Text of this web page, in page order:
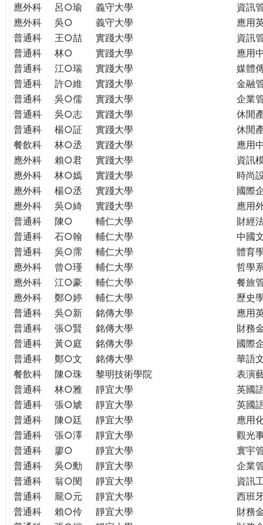
應外科
呂○瑜 義守大學
資訊
應外科
吳○ 義守大學
應用
普通科
王○喆 實踐大學
資訊
普通科
林○ 實踐大學
應用
普通科
江○瑞 實踐大學
媒體
普通科
許○維 實踐大學
金融
普通科
吳○儒 實踐大學
企業
普通科
吳○志 實踐大學
休閒
普通科
楊○証 實踐大學
休閒
餐飲科
林○丞 實踐大學
應用
應外科
賴○君 實踐大學
資訊
應外科
林○嫣 實踐大學
時尚
應外科
楊○丞 實踐大學
國際
應外科
吳○綺 實踐大學
應用
普通科
陳○ 輔仁大學
財經
普通科
石○翰 輔仁大學
中國
普通科
吳○霈 輔仁大學
體育
應外科
曾○瑾 輔仁大學
哲學
應外科
江○豪 輔仁大學
餐旅
應外科
鄭○婷 輔仁大學
歷史
普通科
吳○新 銘傳大學
應用
普通科
張○賢 銘傳大學
財務
普通科
黃○庭 銘傳大學
國際
普通科
鄭○文 銘傳大學
華語
餐飲科
陳○珠 黎明技術學院
表演
普通科
林○雅 靜宜大學
英國
普通科
張○虓 靜宜大學
英國
普通科
陳○廷 靜宜大學
應用
普通科
張○澤 靜宜大學
觀光
普通科
廖○ 靜宜大學
寰宇
普通科
吳○勳 靜宜大學
企業
普通科
翁○閔 靜宜大學
資訊
普通科
龎○元 靜宜大學
西班
普通科
賴○伶 靜宜大學
財務